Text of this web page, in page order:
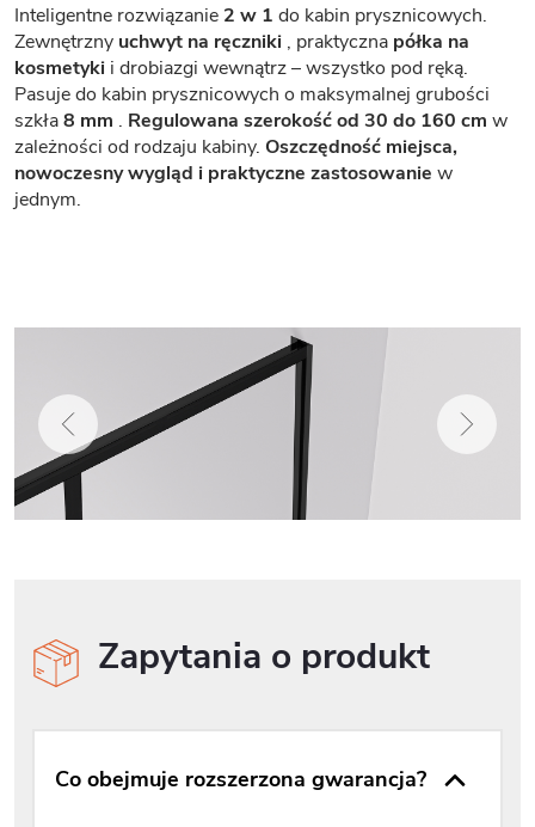
Inteligentne rozwiązanie 2 w 1 do kabin prysznicowych.
Zewnętrzny uchwyt na ręczniki , praktyczna półka na
kosmetyki i drobiazgi wewnątrz – wszystko pod ręką.
Pasuje do kabin prysznicowych o maksymalnej grubości
szkła8 mm . Regulowana szerokość od 30 do 160 cm w
zależności od rodzaju kabiny. Oszczędność miejsca,
nowoczesny wygląd i praktyczne zastosowanie w
jednym.
Zapytania o produkt
Co obejmuje rozszerzona gwarancja?